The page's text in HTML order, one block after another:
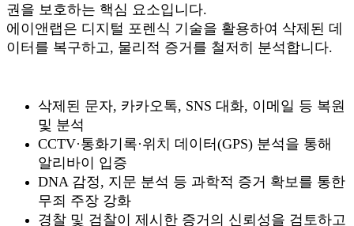
권을 보호하는 핵심 요소입니다.
에이앤랩은 디지털 포렌식 기술을 활용하여 삭제된 데
이터를 복구하고, 물리적 증거를 철저히 분석합니다.
삭제된 문자, 카카오톡, SNS 대화, 이메일 등 복원
및 분석
CCTV·통화기록·위치 데이터(GPS) 분석을 통해
알리바이 입증
DNA 감정, 지문 분석 등 과학적 증거 확보를 통한
무죄 주장 강화
경찰 및 검찰이 제시한 증거의 신뢰성을 검토하고